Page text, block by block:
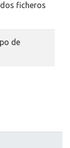
ficheros
de